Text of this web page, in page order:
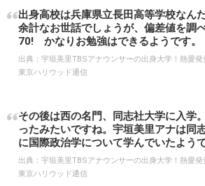
出身高校は兵庫県立長田高等学校なん
余計なお世話でしょうが、偏差値を調
70! かなりお勉強はできるようです。
出典： 宇垣美里TBSアナウンサーの出身大学！熱愛
東京ハリウッド通信
その後は西の名門、同志社大学に入学
ったみたいですね。宇垣美里アナは同
に国際政治学について学んでいたようで
出典： 宇垣美里TBSアナウンサーの出身大学！熱愛
東京ハリウッド通信